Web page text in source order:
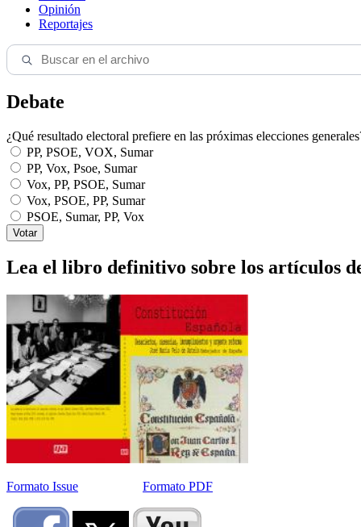
Opinión
Reportajes
Debate
¿Qué resultado electoral prefiere en las próximas elecciones
PP, PSOE, VOX, Sumar
PP, Vox, Psoe, Sumar
Vox, PP, PSOE, Sumar
Vox, PSOE, PP, Sumar
PSOE, Sumar, PP, Vox
Lea el libro definitivo sobre los artículos
Formato Issue Formato PDF